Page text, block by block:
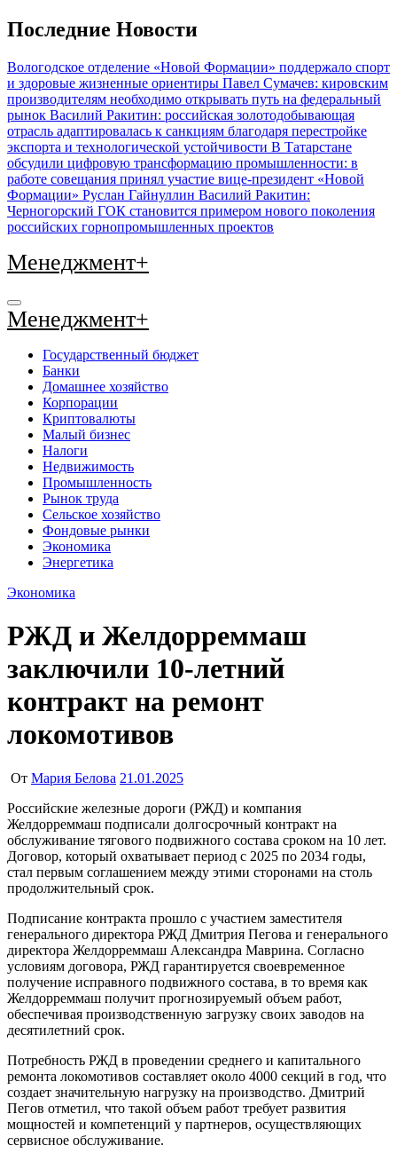
Перейти
к
Последние Новости
Вологодское отделение «Новой Формации» поддержало спорт
и здоровые жизненные ориентиры Павел Сумачев: кировским
производителям необходимо открывать путь на федеральный
рынок Василий Ракитин: российская золотодобывающая
отрасль адаптировалась к санкциям благодаря перестройке
экспорта и технологической устойчивости В Татарстане
обсудили цифровую трансформацию промышленности: в
работе совещания принял участие вице-президент «Новой
Формации» Руслан Гайнуллин Василий Ракитин:
Черногорский ГОК становится примером нового поколения
российских горнопромышленных проектов
Менеджмент+
Менеджмент+
Государственный бюджет
Банки
Домашнее хозяйство
Корпорации
Криптовалюты
Малый бизнес
Налоги
Недвижимость
Промышленность
Рынок труда
Сельское хозяйство
Фондовые рынки
Экономика
Энергетика
Экономика
РЖД и Желдорреммаш
заключили 10-летний
контракт на ремонт
локомотивов
От Мария Белова 21.01.2025
Российские железные дороги (РЖД) и компания
Желдорреммаш подписали долгосрочный контракт на
обслуживание тягового подвижного состава сроком на 10 лет.
Договор, который охватывает период с 2025 по 2034 годы,
стал первым соглашением между этими сторонами на столь
продолжительный срок.
Подписание контракта прошло с участием заместителя
генерального директора РЖД Дмитрия Пегова и генерального
директора Желдорреммаш Александра Маврина. Согласно
условиям договора, РЖД гарантируется своевременное
получение исправного подвижного состава, в то время как
Желдорреммаш получит прогнозируемый объем работ,
обеспечивая производственную загрузку своих заводов на
десятилетний срок.
Потребность РЖД в проведении среднего и капитального
ремонта локомотивов составляет около 4000 секций в год, что
создает значительную нагрузку на производство. Дмитрий
Пегов отметил, что такой объем работ требует развития
мощностей и компетенций у партнеров, осуществляющих
сервисное обслуживание.